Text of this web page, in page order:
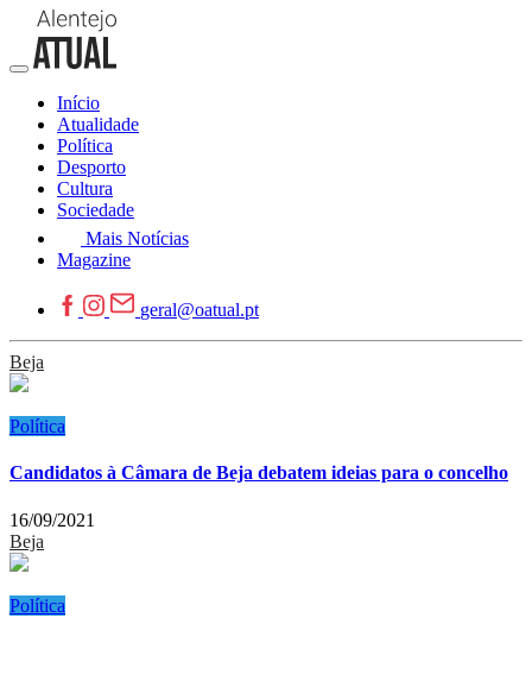
Início
Atualidade
Política
Desporto
Cultura
Sociedade
Mais Notícias
Magazine
geral@oatual.pt
Beja
Política
Candidatos à Câmara de Beja debatem ideias para o concelho
16/09/2021
Beja
Política